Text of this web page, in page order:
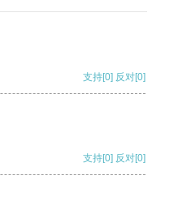
支持[0] 反对[0]
支持[0] 反对[0]